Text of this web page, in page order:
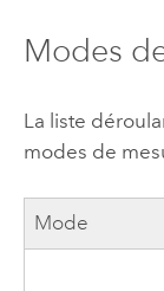
Modes
La liste
modes de
Mode